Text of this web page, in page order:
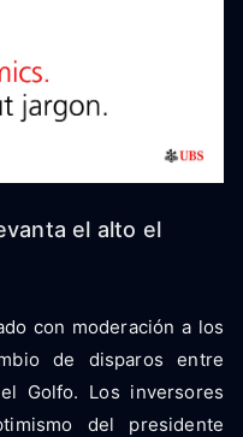
el alto el
con moderación a los
de disparos entre
Golfo. Los inversores
del presidente